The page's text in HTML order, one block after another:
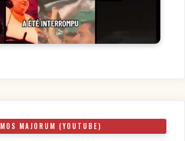
MOS MAJORUM (YOUTUBE)